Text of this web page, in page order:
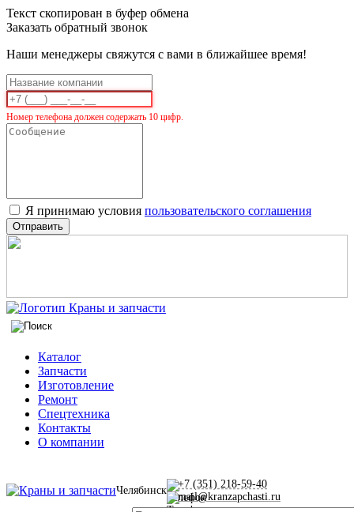
Текст скопирован в буфер обмена
Заказать обратный звонок
Наши менеджеры свяжутся с вами в ближайшее время!
Номер телефона должен содержать 10 цифр.
Я принимаю условия пользовательского соглашения
Отправить
Каталог
Запчасти
Изготовление
Ремонт
Спецтехника
Контакты
О компании
Челябинск
+7 (351) 218-59-40
mail@kranzapchasti.ru